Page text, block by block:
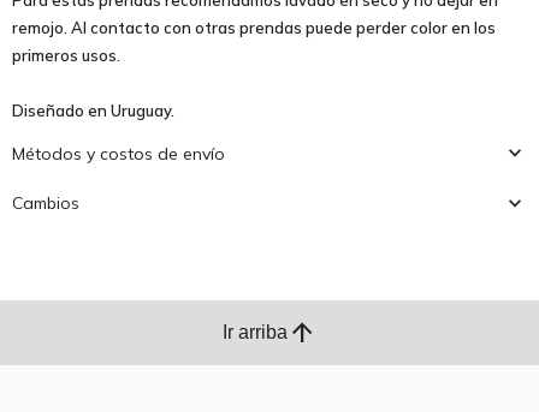
remojo. Al contacto con otras prendas puede perder color en los
primeros usos.
Diseñado en Uruguay.
Métodos y costos de envío
Cambios
Ir arriba arrow_upward